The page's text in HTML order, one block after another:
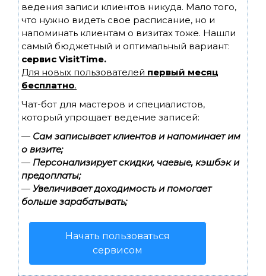
ведения записи клиентов никуда. Мало того,
что нужно видеть свое расписание, но и
напоминать клиентам о визитах тоже. Нашли
самый бюджетный и оптимальный вариант:
сервис VisitTime.
Для новых пользователей первый месяц
бесплатно.
Чат-бот для мастеров и специалистов,
который упрощает ведение записей:
— Сам записывает клиентов и напоминает им
о визите;
— Персонализирует скидки, чаевые, кэшбэк и
предоплаты;
— Увеличивает доходимость и помогает
больше зарабатывать;
Начать пользоваться
сервисом